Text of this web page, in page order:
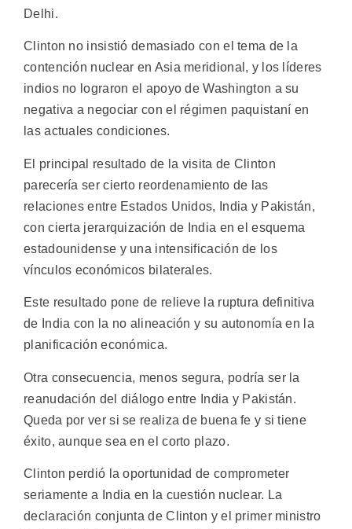
Delhi.
Clinton no insistió demasiado con el tema de la
contención nuclear en Asia meridional, y los líderes
indios no lograron el apoyo de Washington a su
negativa a negociar con el régimen paquistaní en
las actuales condiciones.
El principal resultado de la visita de Clinton
parecería ser cierto reordenamiento de las
relaciones entre Estados Unidos, India y Pakistán,
con cierta jerarquización de India en el esquema
estadounidense y una intensificación de los
vínculos económicos bilaterales.
Este resultado pone de relieve la ruptura definitiva
de India con la no alineación y su autonomía en la
planificación económica.
Otra consecuencia, menos segura, podría ser la
reanudación del diálogo entre India y Pakistán.
Queda por ver si se realiza de buena fe y si tiene
éxito, aunque sea en el corto plazo.
Clinton perdió la oportunidad de comprometer
seriamente a India en la cuestión nuclear. La
declaración conjunta de Clinton y el primer ministro